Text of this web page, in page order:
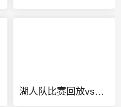
湖人队比赛回放vs爵士